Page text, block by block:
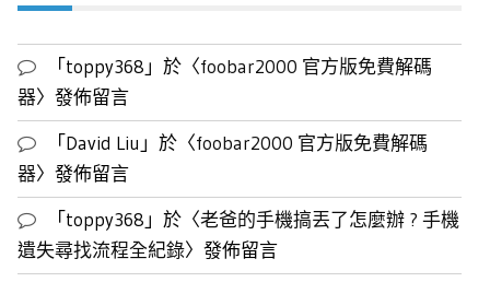
列
「toppy368 」於〈foobar2000 官方版免費解碼
器〉發佈留言
「David Liu 」於〈foobar2000 官方版免費解碼
器〉發佈留言
「toppy368 」於〈老爸的手機搞丟了怎麼辦 ? 手機
遺失尋找流程全紀錄〉發佈留言